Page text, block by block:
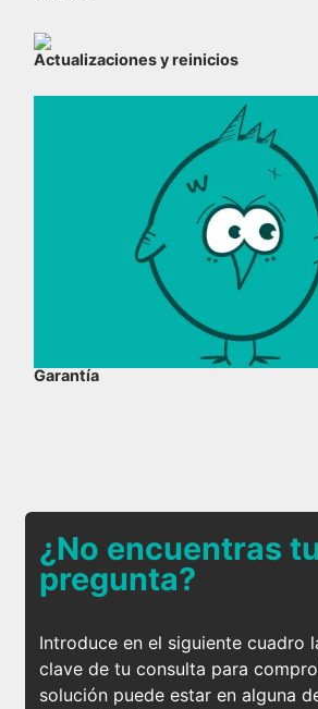
Actualizaciones y reinicios
Garantía
¿No encuentras tu
pregunta?
Introduce en el siguiente cuadro
clave de tu consulta para
solución puede estar en alguna